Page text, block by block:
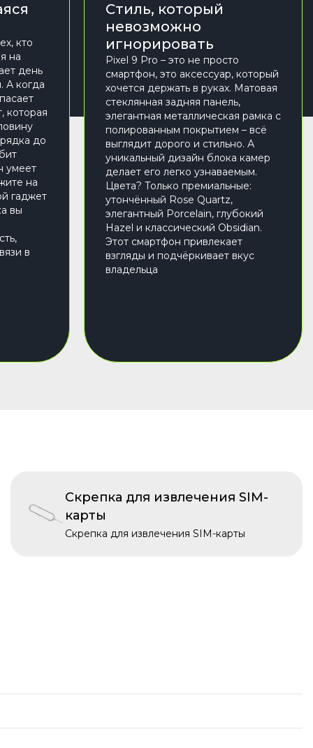
кто
на
день
А когда
которая
до
умеет
на
гаджет
вы
в
Стиль, который
невозможно
игнорировать
Pixel 9 Pro – это не просто
смартфон, это аксессуар, который
хочется держать в руках. Матовая
стеклянная задняя панель,
элегантная металлическая рамка с
полированным покрытием – всё
выглядит дорого и стильно. А
уникальный дизайн блока камер
делает его легко узнаваемым.
Цвета? Только премиальные:
утончённый Rose Quartz,
элегантный Porcelain, глубокий
Hazel и классический Obsidian.
Этот смартфон привлекает
взгляды и подчёркивает вкус
владельца
Скрепка для извлечения SIM-
карты
Скрепка для извлечения SIM-карты